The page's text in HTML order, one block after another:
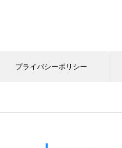
プライバシーポリシー